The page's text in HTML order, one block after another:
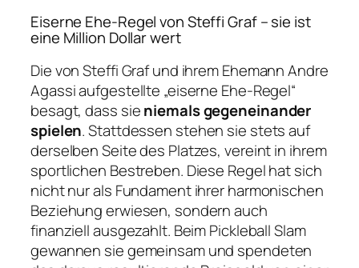
Eiserne Ehe-Regel von Steffi Graf – sie ist
eine Million Dollar wert
Die von Steffi Graf und ihrem Ehemann Andre
Agassi aufgestellte „eiserne Ehe-Regel“
besagt, dass sieniemals gegeneinander
spielen. Stattdessen stehen sie stets auf
derselben Seite des Platzes, vereint in ihrem
sportlichen Bestreben. Diese Regel hat sich
nicht nur als Fundament ihrer harmonischen
Beziehung erwiesen, sondern auch
finanziell ausgezahlt. Beim Pickleball Slam
gewannen sie gemeinsam und spendeten